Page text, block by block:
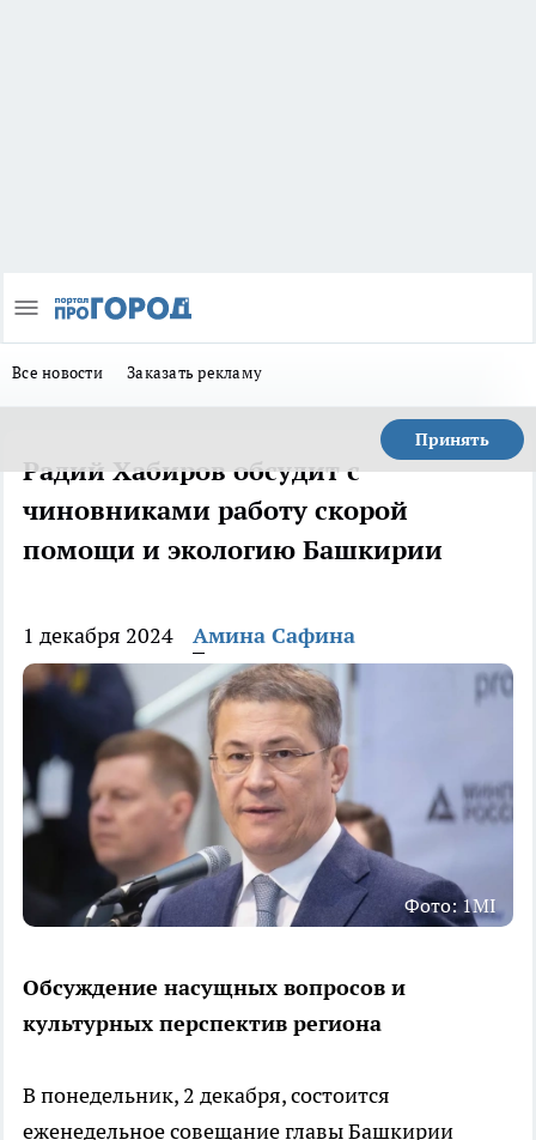
Все новости Заказать рекламу
Принять
Радий Хабиров обсудит с
чиновниками работу скорой
помощи и экологию Башкирии
1 декабря 2024 Амина Сафина
Фото: 1MI
Обсуждение насущных вопросов и
культурных перспектив региона
В понедельник, 2 декабря, состоится
еженедельное совещание главы Башкирии